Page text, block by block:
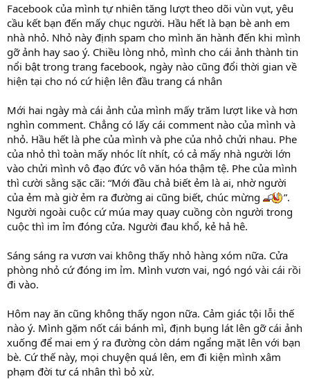
Facebook của mình tự nhiên tăng lượt theo dõi vùn vụt, yêu
cầu kết bạn đến mấy chục người. Hầu hết là bạn bè anh em
nhà nhỏ. Nhỏ này định spam cho mình ăn hành đến khi mình
gỡ ảnh hay sao ý. Chiều lòng nhỏ, mình cho cái ảnh thành tin
nổi bật trong trang facebook, ngày nào cũng đổi thời gian về
hiện tại cho nó cứ hiện lên đầu trang cá nhân
Mới hai ngày mà cái ảnh của mình mấy trăm lượt like và hơn
nghìn comment. Chẳng có lấy cái comment nào của mình và
nhỏ. Hầu hết là phe của mình và phe của nhỏ chửi nhau. Phe
của nhỏ thì toàn mấy nhóc lít nhít, có cả mấy nhà người lớn
vào chửi mình vô đạo đức vô văn hóa thậm tệ. Phe của mình
thì cười sằng sặc cãi: “Mới đầu chả biết ẻm là ai, nhờ người
của ẻm mà giờ ẻm ra đường ai cũng biết, chúc mừng
”.
Người ngoài cuộc cứ múa may quay cuồng còn người trong
cuộc thì im ỉm đóng cửa. Người đau khổ, kẻ hả hê.
Sáng sáng ra vươn vai không thấy nhỏ hàng xóm nữa. Cửa
phòng nhỏ cứ đóng im ỉm. Mình vươn vai, ngó ngó vài cái rồi
đi vào.
Hôm nay ăn cũng không thấy ngon nữa. Cảm giác tội lỗi thế
nào ý. Mình gặm nốt cái bánh mì, định bụng lát lên gỡ cái ảnh
xuống để mai em ý ra đường còn dám ngẩng mặt lên với bạn
bè. Cứ thế này, mọi chuyện quá lên, em đi kiện mình xâm
phạm đời tư cá nhân thì bỏ xừ.